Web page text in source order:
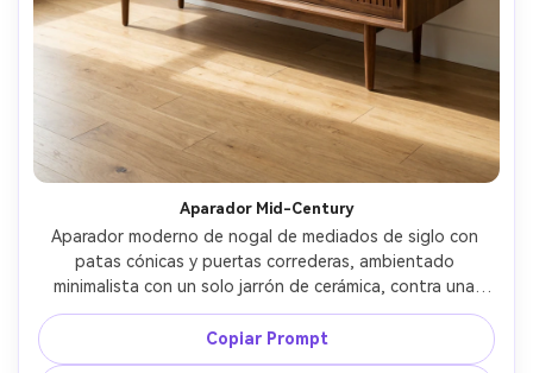
Aparador Mid-Century
Aparador moderno de nogal de mediados de siglo con
patas cónicas y puertas correderas, ambientado
minimalista con un solo jarrón de cerámica, contra una
pared blanco hueso y suelo de madera clara, luz natural
de ventana a la izquierda, caída suave, tomada con Sony
A7IV, 35mm, f/4, fotografía editorial de interiores, tono y
Copiar Prompt